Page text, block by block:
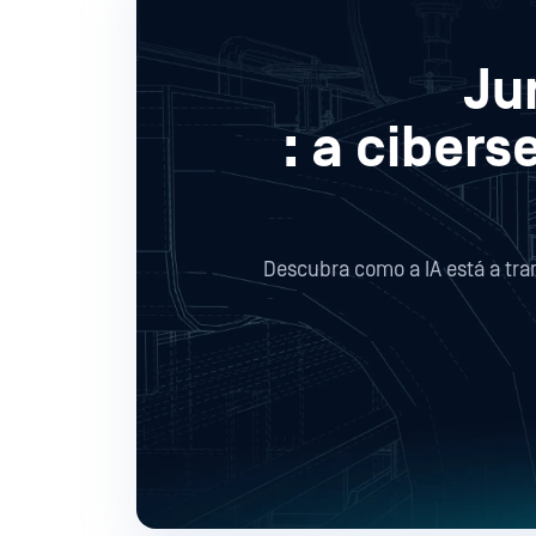
: a
Descubra como a IA está a